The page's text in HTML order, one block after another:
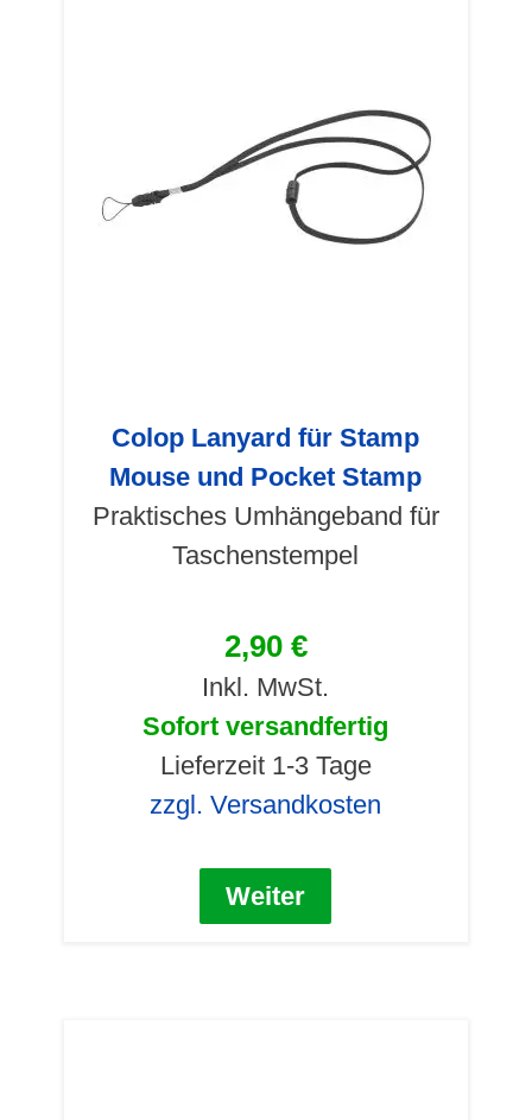
Colop Lanyard für Stamp
Mouse und Pocket Stamp
Praktisches Umhängeband für
Taschenstempel
2,90 €
Inkl. MwSt.
Sofort versandfertig
Lieferzeit 1-3 Tage
zzgl. Versandkosten
Weiter